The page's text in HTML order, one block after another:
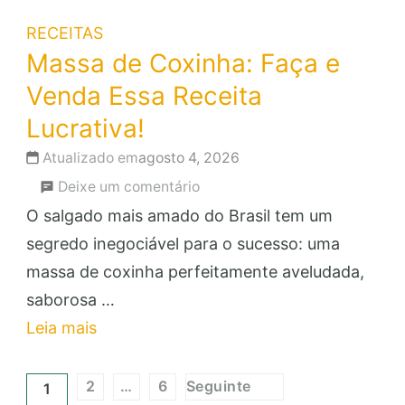
RECEITAS
Massa de Coxinha: Faça e
Venda Essa Receita
Lucrativa!
Atualizado emagosto 4, 2026
Deixe um comentárioem
Massa
de
Coxinha:
Essa
O salgado mais amado do Brasil tem um
segredo inegociável para o sucesso: uma
massa de coxinha perfeitamente aveludada,
saborosa …
Leia mais
Paginação
1 2 …
Página
6 Seguinte